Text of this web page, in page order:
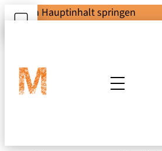
Zum Hauptinhalt springen
Empire